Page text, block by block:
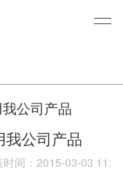
公司产品
我公司产品
时间：2015-03-03 11: